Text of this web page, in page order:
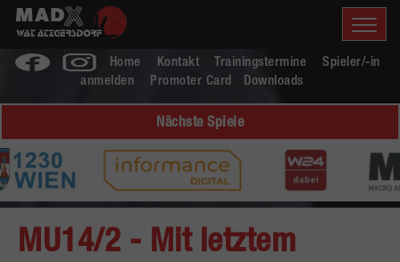
Home Kontakt Trainingstermine
Spieler/-in
anmelden
Promoter Card Downloads
Nächste Spiele
MU14/2 - Mit letztem